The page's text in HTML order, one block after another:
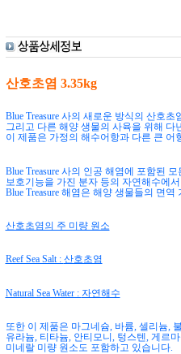
산호초염 3.35kg
Blue Treasure 사의 새로운 방식의 산호초
그리고 다른 해양 생물의 사육을 위해 다
이 제품은 가정의 해수어항과 다른 큰
Blue Treasure 사의 인공 해염에 포함된
보호기능을 가진 분자 등의 자연해수에
Blue Treasure 해염은 해양 생물들의 면역
산호초염의 주 미량 원소
Reef Sea Salt : 산호초염
Natural Sea Water : 자연해수
또한 이 제품은 마그네슘, 바륨, 셀리늄,
유라늄, 티타늄, 안티모니 , 텅스텐, 게르
미네랄 미량 원소도 포함하고 있습니다.